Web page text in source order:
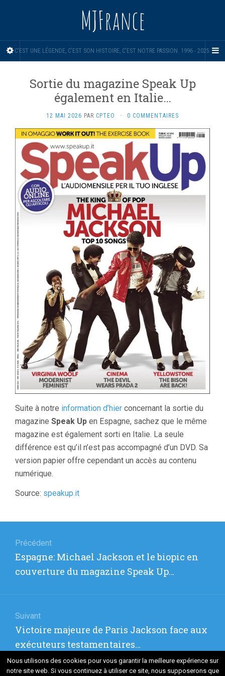
MJFrance
C'EST UNE LÉGENDE, C'EST SON HISTOIRE, C'EST NOTRE PASSION. 1996 - 2025.
Sortie du magazine Speak Up
également en Italie…
12 MAI 2026 PAR CPTEO · 0 COMMENTAIRES
Suite à notre information d’hier concernant la sortie du
magazine Speak Up en Espagne, sachez que le même
magazine est également sorti en Italie. La seule
différence est qu’il n’est pas accompagné d’un DVD. Sa
version papier offre cependant un accès au contenu
numérique.
Source: speakup.it
de
l’article
Précédent
Article
précédent
Espagne: Michael Jackson et le biopic en
couverture du magazine Speak Up…
Suivant
Article
suivant
Victoire majeure de Paris Jackson face aux
exécuteurs testamentaires…
Nous utilisons des cookies pour vous garantir la meilleure expérience sur
notre site web. Si vous continuez à utiliser ce site, nous supposerons que